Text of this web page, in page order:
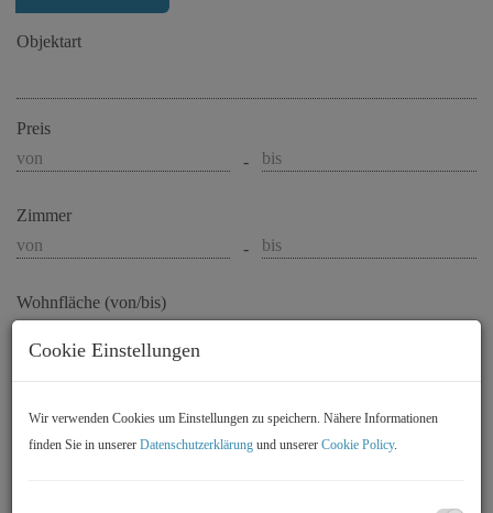
Objektart
Preis
-
Zimmer
-
Wohnfläche (von/bis)
Filter zurücksetzen
Cookie Einstellungen
Wir verwenden Cookies um Einstellungen zu speichern. Nähere Informationen
finden Sie in unserer Datenschutzerklärung und unserer Cookie Policy.